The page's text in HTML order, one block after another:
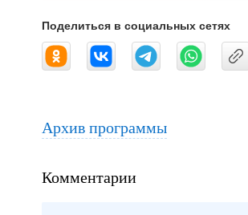
Поделиться в социальных сетях
Архив программы
Комментарии